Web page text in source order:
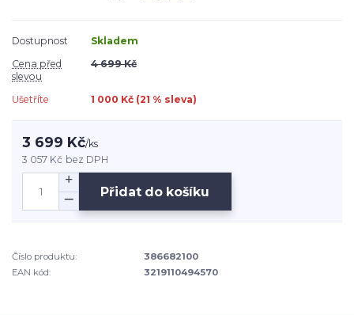
Dostupnost
Skladem
Cena před
slevou
4 699 Kč
Ušetříte 1 000 Kč (21 % sleva)
3 699 Kč/ks
3 057 Kč bez DPH
Přidat do košíku
Číslo produktu:
386682100
EAN kód:
3219110494570